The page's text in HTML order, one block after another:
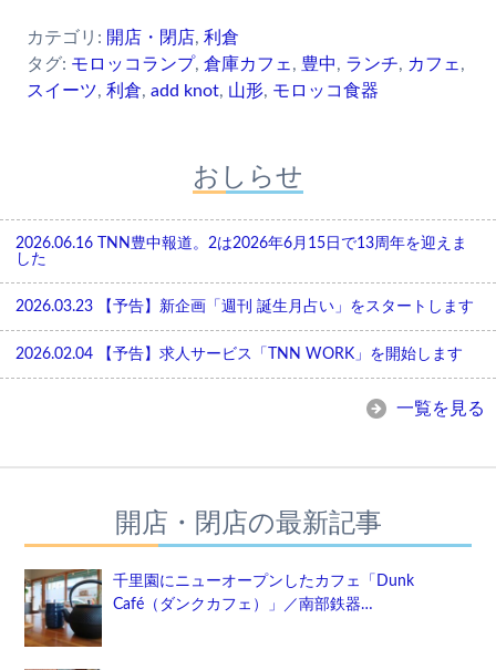
カテゴリ: 開店・閉店, 利倉
タグ: モロッコランプ, 倉庫カフェ , 豊中, ランチ, カフェ ,
スイーツ, 利倉, add knot, 山形, モロッコ食器
おしらせ
2026.06.16
TNN豊中報道。2は2026年6月15日で13周年を迎えま
した
2026.03.23 【予告】新企画「週刊 誕生月占い」をスタートします
2026.02.04 【予告】求人サービス「TNN WORK」を開始します
一覧を見る
開店・閉店の最新記事
千里園にニューオープンしたカフェ「Dunk
Café（ダンクカフェ）」／南部鉄器…